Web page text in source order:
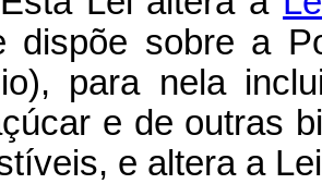
dispõe sobre a
para nela
e de outras
e altera a